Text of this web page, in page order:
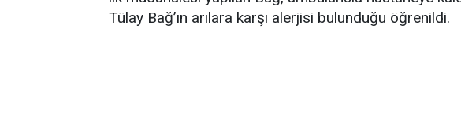
Tülay Bağ’ın arılara karşı alerjisi bulunduğu öğrenildi.